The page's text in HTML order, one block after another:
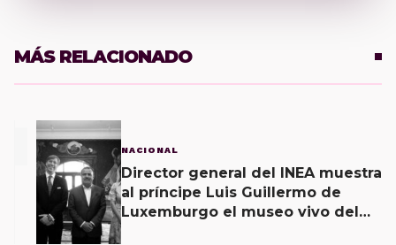
MÁS RELACIONADO
NACIONAL
Director general del INEA muestra
al príncipe Luis Guillermo de
Luxemburgo el museo vivo del